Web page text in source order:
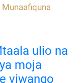
ulio na
moja
viwango